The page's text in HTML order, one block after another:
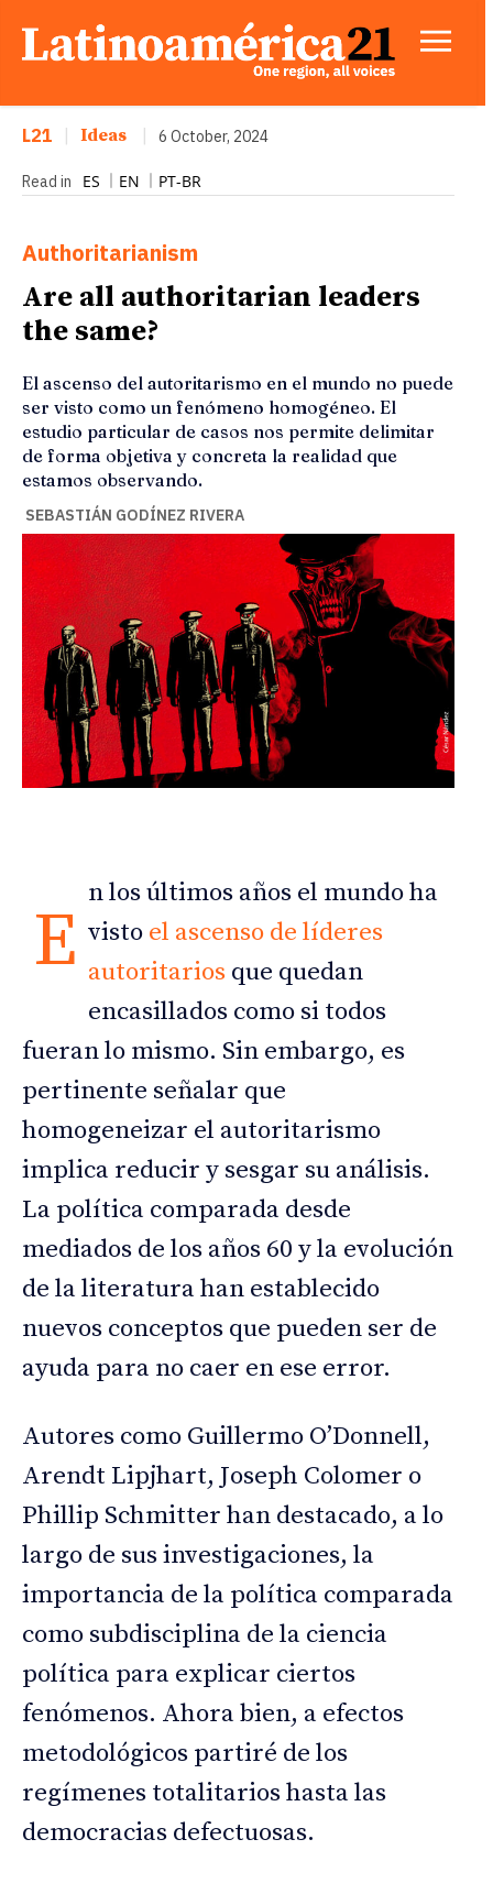
L21 Ideas 6 October, 2024
Read in ES EN PT-BR
Authoritarianism
Are all authoritarian leaders
the same?
El ascenso del autoritarismo en el mundo no puede
ser visto como un fenómeno homogéneo. El
estudio particular de casos nos permite delimitar
de forma objetiva y concreta la realidad que
estamos observando.
SEBASTIÁN GODÍNEZ RIVERA
E
n los últimos años el mundo ha
visto el ascenso de líderes
autoritarios que quedan
encasillados como si todos
fueran lo mismo. Sin embargo, es
pertinente señalar que
homogeneizar el autoritarismo
implica reducir y sesgar su análisis.
La política comparada desde
mediados de los años 60 y la evolución
de la literatura han establecido
nuevos conceptos que pueden ser de
ayuda para no caer en ese error.
Autores como Guillermo O’Donnell,
Arendt Lipjhart, Joseph Colomer o
Phillip Schmitter han destacado, a lo
largo de sus investigaciones, la
importancia de la política comparada
como subdisciplina de la ciencia
política para explicar ciertos
fenómenos. Ahora bien, a efectos
metodológicos partiré de los
regímenes totalitarios hasta las
democracias defectuosas.